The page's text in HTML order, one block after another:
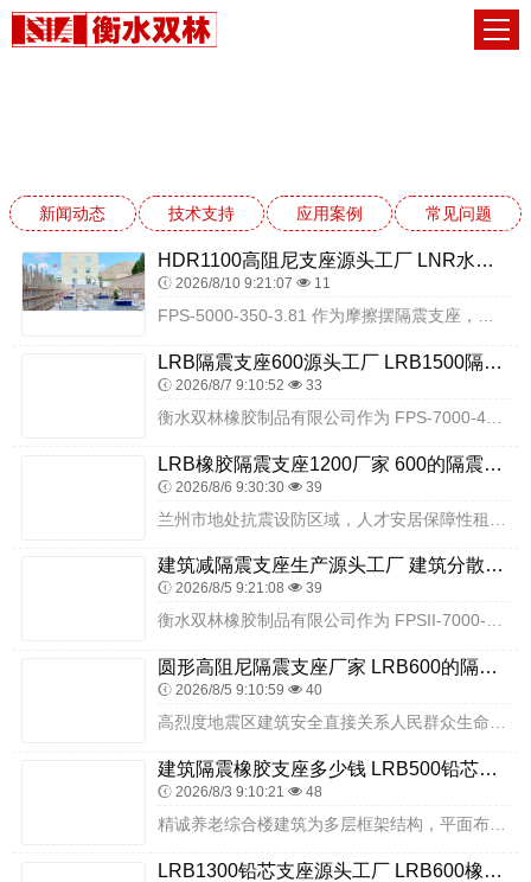
新闻动态 技术支持 应用案例 常见问题
HDR1100高阻尼支座源头工厂 LNR水平力分散型支座 LRB支座厂家
2026/8/10 9:21:07 11
LRB隔震支座600源头工厂 LRB1500隔震支座厂家 II型LRB铅芯橡胶隔震支座生产厂家
2026/8/7 9:10:52 33
LRB橡胶隔震支座1200厂家 600的隔震支座源头工厂 隔震抗震支座生产厂家
2026/8/6 9:30:30 39
建筑减隔震支座生产源头工厂 建筑分散力型隔震支座源头工厂 LNR1000天然橡胶隔震支座多少钱
2026/8/5 9:21:08 39
衡水双林橡胶制品有限公司作为 FPSII-7000-400-4.11 摩擦摆隔震支座的源头工厂，具备该型号产品的规模化生产能力，可根据客户需求提供定制化生产服务...
圆形高阻尼隔震支座厂家 LRB600的隔震支座源头工厂 隔震减震隔震支座源头工厂
2026/8/5 9:10:59 40
建筑隔震橡胶支座多少钱 LRB500铅芯隔震支座生产厂家 隔震支座LBR
2026/8/3 9:10:21 48
LRB1300铅芯支座源头工厂 LRB600橡胶隔震支座源头工厂 减震隔震橡胶支座多少钱